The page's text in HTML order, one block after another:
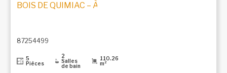
BOIS DE QUIMIAC – À 150 M DE LA PLACE DU
87254499
5
Pièces
2
Salles
de bain
110.26
m²